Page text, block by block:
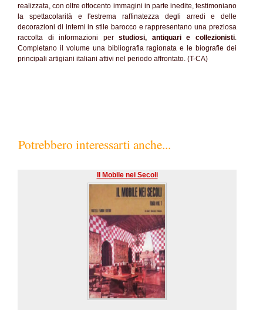
realizzata, con oltre ottocento immagini in parte inedite, testimoniano
la spettacolarità e l'estrema raffinatezza degli arredi e delle
decorazioni di interni in stile barocco e rappresentano una preziosa
raccolta di informazioni perstudiosi, antiquari e collezionisti.
Completano il volume una bibliografia ragionata e le biografie dei
principali artigiani italiani attivi nel periodo affrontato. (T-CA)
Potrebbero interessarti anche...
Il Mobile nei Secoli